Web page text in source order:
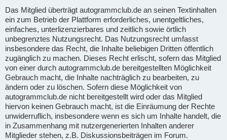
Das Mitglied überträgt autogrammclub.de an seinen Textinhalten
ein zum Betrieb der Plattform erforderliches, unentgeltliches,
einfaches, unterlizenzierbares und zeitlich sowie örtlich
unbegrenztes Nutzungsrecht. Das Nutzungsrecht umfasst
insbesondere das Recht, die Inhalte beliebigen Dritten öffentlich
zugänglich zu machen. Dieses Recht erlischt, sofern das Mitglied
von einer durch autogrammclub.de bereitgestellten Möglichkeit
Gebrauch macht, die Inhalte nachträglich zu bearbeiten, zu
ändern oder zu löschen. Sofern diese Möglichkeit von
autogrammclub.de nicht bereitgestellt wird oder das Mitglied
hiervon keinen Gebrauch macht, ist die Einräumung der Rechte
unwiderruflich, insbesondere wenn es sich um Inhalte handelt, die
in Zusammenhang mit nutzergenerierten Inhalten anderer
Mitglieder stehen, z.B. Diskussionsbeiträgen im Forum.